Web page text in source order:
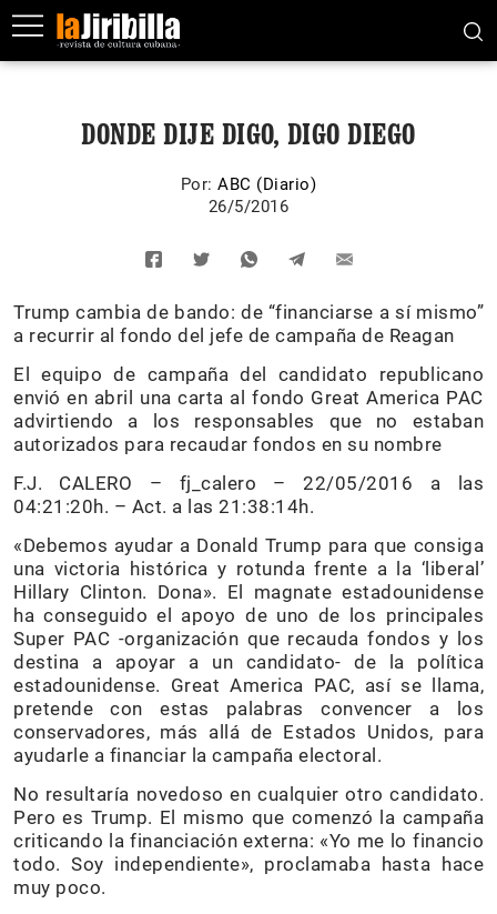
DONDE DIJE DIGO, DIGO DIEGO
Por:ABC (Diario)
26/5/2016
Trump cambia de bando: de “financiarse a sí mismo”
a recurrir al fondo del jefe de campaña de Reagan
El equipo de campaña del candidato republicano
envió en abril una carta al fondo Great America PAC
advirtiendo a los responsables que no estaban
autorizados para recaudar fondos en su nombre
F.J. CALERO – fj_calero – 22/05/2016 a las
04:21:20h. – Act. a las 21:38:14h.
«Debemos ayudar a Donald Trump para que consiga
una victoria histórica y rotunda frente a la ‘liberal’
Hillary Clinton. Dona». El magnate estadounidense
ha conseguido el apoyo de uno de los principales
Super PAC -organización que recauda fondos y los
destina a apoyar a un candidato- de la política
estadounidense. Great America PAC, así se llama,
pretende con estas palabras convencer a los
conservadores, más allá de Estados Unidos, para
ayudarle a financiar la campaña electoral.
No resultaría novedoso en cualquier otro candidato.
Pero es Trump. El mismo que comenzó la campaña
criticando la financiación externa: «Yo me lo financio
todo. Soy independiente», proclamaba hasta hace
muy poco.